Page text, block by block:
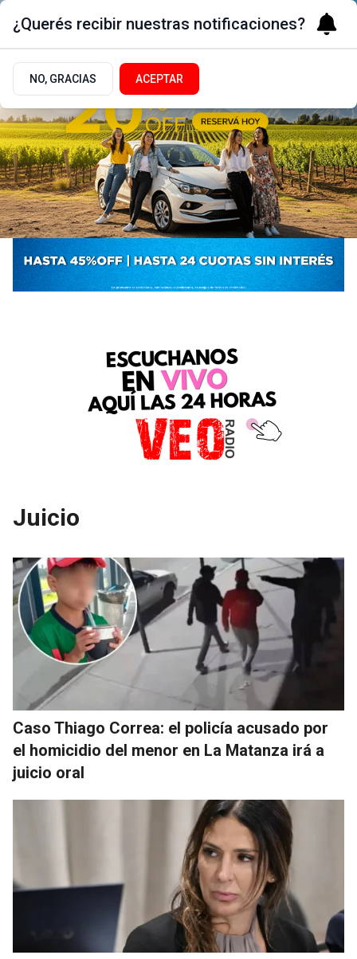
Juicio
Caso Thiago Correa: el policía acusado por
el homicidio del menor en La Matanza irá a
juicio oral
¿Querés recibir nuestras notificaciones?
NO, GRACIAS ACEPTAR